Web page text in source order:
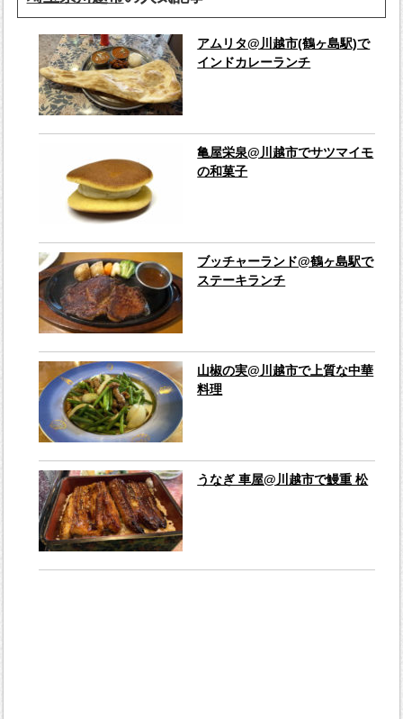
アムリタ@川越市(鶴ヶ島駅)で
インドカレーランチ
亀屋栄泉@川越市でサツマイモ
の和菓子
ブッチャーランド@鶴ヶ島駅で
ステーキランチ
山椒の実@川越市で上質な中華
料理
うなぎ 車屋@川越市で鰻重 松